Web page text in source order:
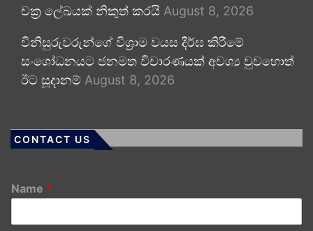
චක්‍ර ලේඛයක් නිකුත් කරයි August 8, 2026
විනිසුරුවරුන්ගේ විශ්‍රාම වයස දීර්ඝ කිරීමේ
සංශෝධනයට ජනමත විචාරණයක් අවශ්‍ය වුවහොත්
ඊට සූදානම් August 8, 2026
CONTACT US
Name *